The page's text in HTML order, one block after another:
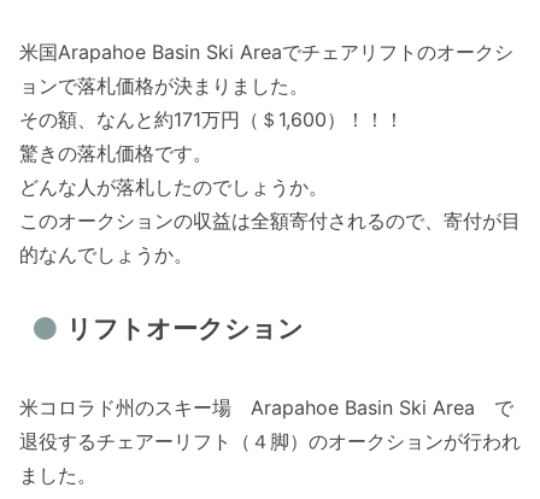
米国Arapahoe Basin Ski Areaでチェアリフトのオークシ
ョンで落札価格が決まりました。
その額、なんと約171万円（＄1,600）！！！
驚きの落札価格です。
どんな人が落札したのでしょうか。
このオークションの収益は全額寄付されるので、寄付が目
的なんでしょうか。
リフトオークション
米コロラド州のスキー場 Arapahoe Basin Ski Area で
退役するチェアーリフト（４脚）のオークションが行われ
ました。